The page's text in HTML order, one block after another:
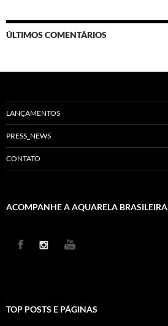
ÚLTIMOS COMENTÁRIOS
LANÇAMENTOS
PRESS_NEWS
CONTATO
ACOMPANHE A AQUARELA BRASILEIRA
TOP POSTS E PÁGINAS